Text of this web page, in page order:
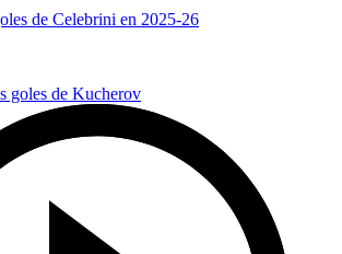
de Celebrini en 2025-26